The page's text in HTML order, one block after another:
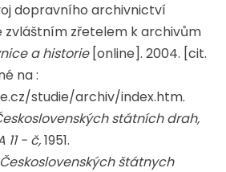
dopravního archivnictví
zvláštním zřetelem k archivům
a historie[online]. 2004. [cit.
na :
studie/archiv/index.htm.
státních drah,
- č,1951.
štátnych